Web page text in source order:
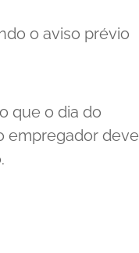
o aviso prévio
que o dia do
empregador deve